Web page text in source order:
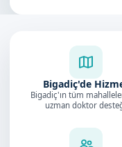
Bigadiç'de
Bigadiç'ın tüm
uzman doktor